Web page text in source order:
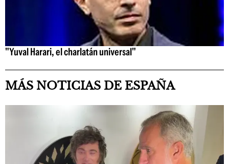
"Yuval Harari, el charlatán universal"
MÁS NOTICIAS DE ESPAÑA